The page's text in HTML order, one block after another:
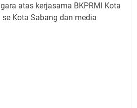
atas kerjasama BKPRMI Kota
Kota Sabang dan media